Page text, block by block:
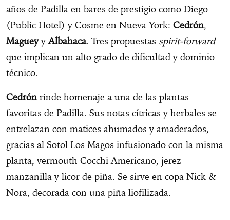
años de Padilla en bares de prestigio como Diego
(Public Hotel) y Cosme en Nueva York: Cedrón,
MagueyyAlbahaca. Tres propuestas spirit-forward
que implican un alto grado de dificultad y dominio
técnico.
Cedrón rinde homenaje a una de las plantas
favoritas de Padilla. Sus notas cítricas y herbales se
entrelazan con matices ahumados y amaderados,
gracias al Sotol Los Magos infusionado con la misma
planta, vermouth Cocchi Americano, jerez
manzanilla y licor de piña. Se sirve en copa Nick &
Nora, decorada con una piña liofilizada.